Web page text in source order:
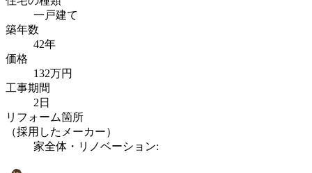
一戸建て
築年数
42年
価格
132万円
工事期間
2日
リフォーム箇所
（採用したメーカー）
家全体・リノベーション: